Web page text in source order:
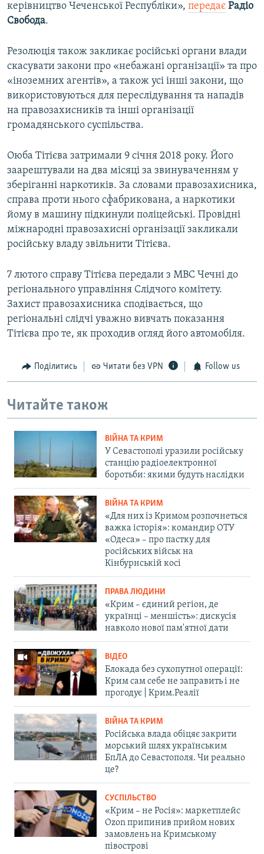
керівництво Чеченської Республіки», передає Радіо
Свобода.
Резолюція також закликає російські органи влади
скасувати закони про «небажані організації» та про
«іноземних агентів», а також усі інші закони, що
використовуються для переслідування та нападів
на правозахисників та інші організації
громадянського суспільства.
Оюба Тітієва затримали 9 січня 2018 року. Його
заарештували на два місяці за звинуваченням у
зберіганні наркотиків. За словами правозахисника,
справа проти нього сфабрикована, а наркотики
йому в машину підкинули поліцейські. Провідні
міжнародні правозахисні організації закликали
російську владу звільнити Тітієва.
7 лютого справу Тітієва передали з МВС Чечні до
регіонального управління Слідчого комітету.
Захист правозахисника сподівається, що
регіональні слідчі уважно вивчать показання
Тітієва про те, як проходив огляд його автомобіля.
Поділитись Читати без VPN Follow us
Читайте також
ВІЙНА ТА КРИМ
У Севастополі уразили російську
станцію радіоелектронної
боротьби: якими будуть наслідки
ВІЙНА ТА КРИМ
«Для них із Кримом розпочнеться
важка історія»: командир ОТУ
«Одеса» – про пастку для
російських військ на
Кінбурнській косі
ПРАВА ЛЮДИНИ
«Крим – єдиний регіон, де
українці – меншість»: дискусія
навколо нової пам'ятної дати
ВІДЕО
Блокада без сухопутної операції:
Крим сам себе не заправить і не
прогодує | Крим.Реалії
ВІЙНА ТА КРИМ
Російська влада обіцяє закрити
морський шлях українським
БпЛА до Севастополя. Чи реально
це?
СУСПІЛЬСТВО
«Крим – не Росія»: маркетплейс
Ozon припинив прийом нових
замовлень на Кримському
півострові